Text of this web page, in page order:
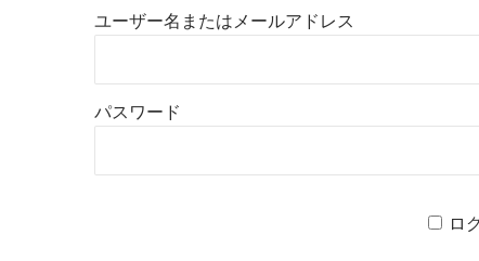
ユーザー名またはメールアドレス
パスワード
ロ